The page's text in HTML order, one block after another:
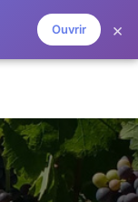
Ouvrir ×